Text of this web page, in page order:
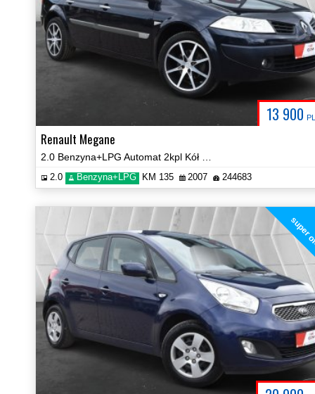
13 900
Renault Megane
2.0 Benzyna+LPG KM 135 2007 244683